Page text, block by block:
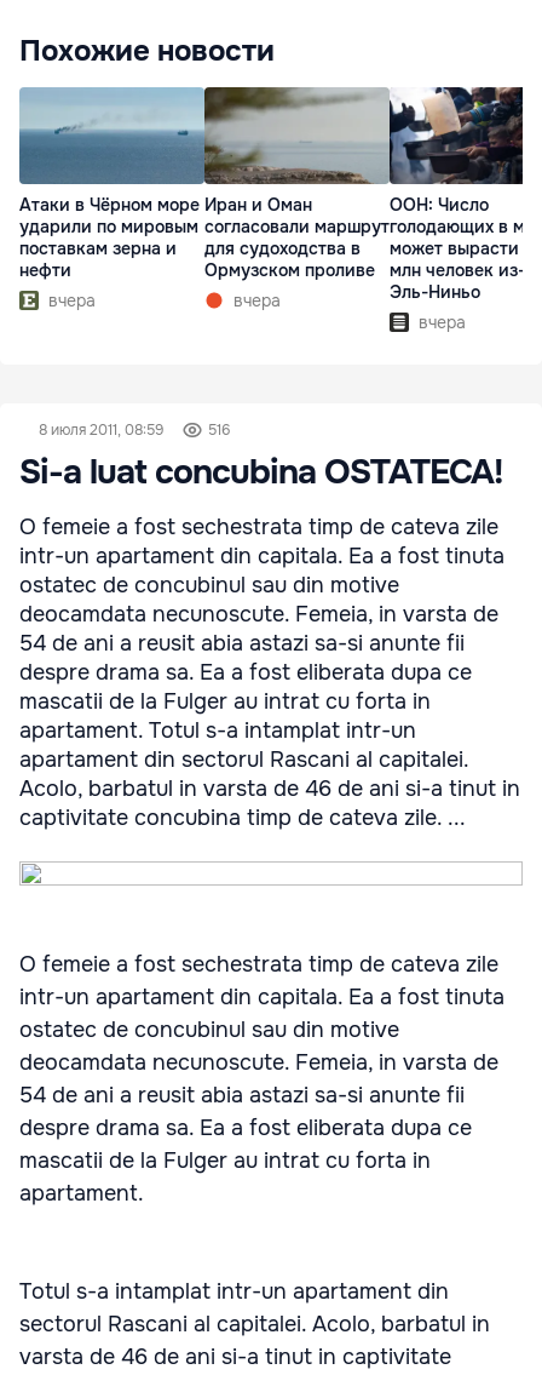
Похожие новости
Атаки в Чёрном море
ударили по мировым
поставкам зерна и
нефти
вчера
Иран и Оман
согласовали маршрут
для судоходства в
Ормузском проливе
вчера
ООН: Число
голодающих в
может вырасти
млн человек из-за
Эль-Ниньо
вчера
8 июля 2011, 08:59 516
Si-a luat concubina OSTATECA!
O femeie a fost sechestrata timp de cateva zile
intr-un apartament din capitala. Ea a fost tinuta
ostatec de concubinul sau din motive
deocamdata necunoscute. Femeia, in varsta de
54 de ani a reusit abia astazi sa-si anunte fii
despre drama sa. Ea a fost eliberata dupa ce
mascatii de la Fulger au intrat cu forta in
apartament. Totul s-a intamplat intr-un
apartament din sectorul Rascani al capitalei.
Acolo, barbatul in varsta de 46 de ani si-a tinut in
captivitate concubina timp de cateva zile. ...
O femeie a fost sechestrata timp de cateva zile
intr-un apartament din capitala. Ea a fost tinuta
ostatec de concubinul sau din motive
deocamdata necunoscute. Femeia, in varsta de
54 de ani a reusit abia astazi sa-si anunte fii
despre drama sa. Ea a fost eliberata dupa ce
mascatii de la Fulger au intrat cu forta in
apartament.
Totul s-a intamplat intr-un apartament din
sectorul Rascani al capitalei. Acolo, barbatul in
varsta de 46 de ani si-a tinut in captivitate